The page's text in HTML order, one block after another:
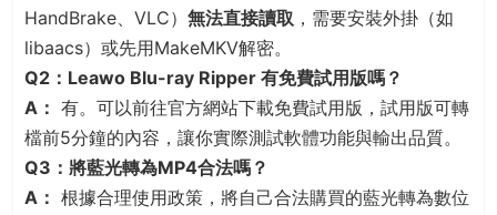
HandBrake、VLC） 無法直接讀取 ，需要安裝外掛（如
libaacs）或先用MakeMKV解密。
Q2：Leawo Blu-ray Ripper 有免費試用版嗎？
A： 有。可以前往官方網站下載免費試用版，試用版可轉
檔前5分鐘的內容，讓你實際測試軟體功能與輸出品質。
Q3：將藍光轉為MP4合法嗎？
A： 根據合理使用政策，將自己合法購買的藍光轉為數位